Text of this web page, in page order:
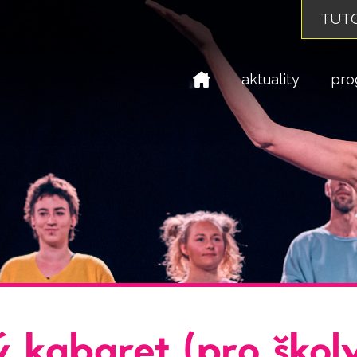
domů aktuality